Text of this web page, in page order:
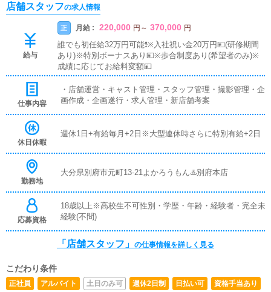
店舗スタッフの求人情報
給与
正 月給 : 220,000 円 ～ 370,000 円
誰でも初任給32万円可能❗️※入社祝い金20万円💴(研修期間
あり)※特別ボーナスあり💴※歩合制度あり(希望者のみ)※
成績に応じてお給料変額💴
仕事内容
・店舗運営・キャスト管理・スタッフ管理・撮影管理・企
画作成・企画遂行・求人管理・新店舗考案
休日休暇
週休1日+有給毎月+2日※大型連休時さらに特別有給+2日
勤務地
大分県別府市元町13-21よかろうもん♨️別府本店
応募資格
18歳以上※高校生不可性別・学歴・年齢・経験者・完全未
経験(不問)
「店舗スタッフ」 の仕事情報を詳しく見る
こだわり条件
正社員 アルバイト 土日のみ可 週休2日制 日払い可
資格手当あり